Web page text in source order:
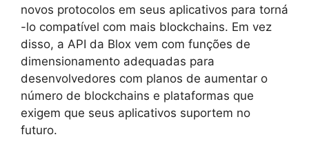
novos protocolos em seus aplicativos para torná
-lo compatível com mais blockchains. Em vez
disso, a API da Blox vem com funções de
dimensionamento adequadas para
desenvolvedores com planos de aumentar o
número de blockchains e plataformas que
exigem que seus aplicativos suportem no
futuro.